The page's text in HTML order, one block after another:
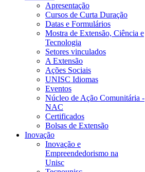
Apresentação
Cursos de Curta Duração
Datas e Formulários
Mostra de Extensão, Ciência e
Tecnologia
Setores vinculados
A Extensão
Ações Sociais
UNISC Idiomas
Eventos
Núcleo de Ação Comunitária -
NAC
Certificados
Bolsas de Extensão
Inovação
Inovação e
Empreendedorismo na
Unisc